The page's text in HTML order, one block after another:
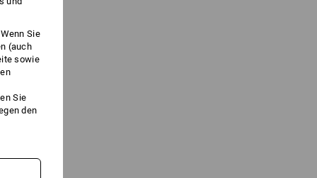
Sie
(auch
sowie
Sie
den